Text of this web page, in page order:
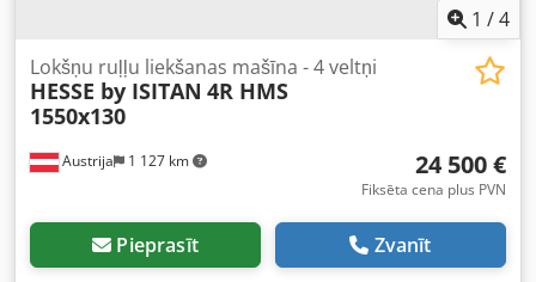
1 /4
Austrija 1 127 km
Lokšņu ruļļu liekšanas mašīna - 4 veltņi
HESSE by ISITAN 4R HMS
1550x130
24 500 €
Fiksēta cena plus PVN
Pieprasīt Zvanīt